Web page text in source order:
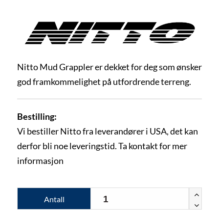
Nitto Mud Grappler er dekket for deg som ønsker
god framkommelighet på utfordrende terreng.
Bestilling:
Vi bestiller Nitto fra leverandører i USA, det kan
derfor bli noe leveringstid. Ta kontakt for mer
informasjon
Antall